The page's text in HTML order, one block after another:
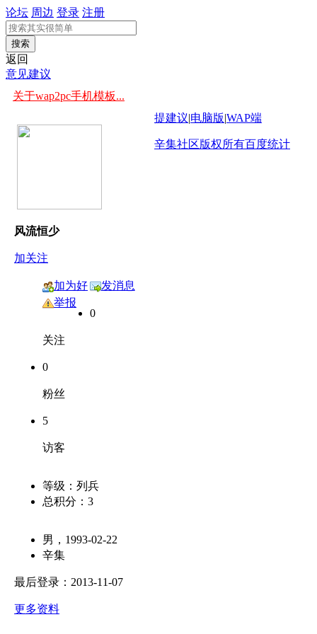
论坛 周边 登录 注册
搜索
返回
意见建议
关于wap2pc手机模板...
风流恒少
加关注
加为好
友
发消息
举报
0
关注
0
粉丝
5
访客
等级： 列兵
总积分： 3
男，1993-02-22
辛集
最后登录：2013-11-07
更多资料
提建议|电脑版|WAP端
辛集社区版权所有百度统计